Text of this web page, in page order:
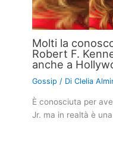
Molti la
Robert F.
anche a
Gossip / DiClelia
È conosciuta per
Jr. ma in realtà è